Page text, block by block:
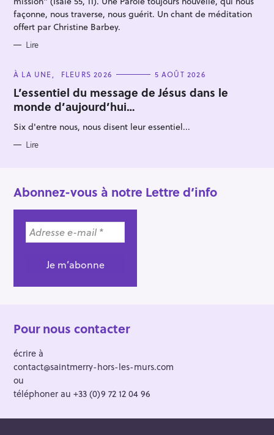
façonne, nous traverse, nous guérit. Un chant de méditation
offert par Christine Barbey.
Lire
C
T
E
G
O
R
I
S
À LA UNE FLEURS 2026 5 AOÛT 2026
L’essentiel du message de Jésus dans le
monde d’aujourd’hui…
Six d'entre nous, nous disent leur essentiel...
Lire
Abonnez-vous à notre Lettre d’info
Pour nous contacter
écrire à
contact@saintmerry-hors-les-murs.com
ou
téléphoner au +33 (0)9 72 12 04 96
r
c
h